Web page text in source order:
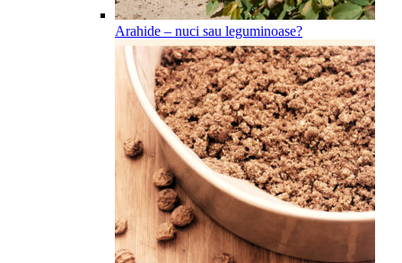
Arahide – nuci sau leguminoase?